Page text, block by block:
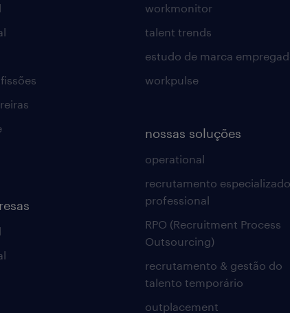
workmonitor
talent trends
estudo de marca
workpulse
nossas soluções
operational
recrutamento
professional
RPO (Recruitment Process
Outsourcing)
recrutamento & gestão do
talento temporário
outplacement